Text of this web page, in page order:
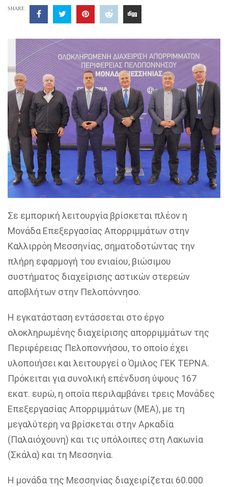
SHARE
Σε εμπορική λειτουργία βρίσκεται πλέον η
Μονάδα Επεξεργασίας Απορριμμάτων στην
Καλλιρρόη Μεσσηνίας, σηματοδοτώντας την
πλήρη εφαρμογή του ενιαίου, βιώσιμου
συστήματος διαχείρισης αστικών στερεών
αποβλήτων στην Πελοπόννησο.
Η εγκατάσταση εντάσσεται στο έργο
ολοκληρωμένης διαχείρισης απορριμμάτων της
Περιφέρειας Πελοποννήσου, το οποίο έχει
υλοποιήσει και λειτουργεί ο Όμιλος ΓΕΚ ΤΕΡΝΑ.
Πρόκειται για συνολική επένδυση ύψους 167
εκατ. ευρώ, η οποία περιλαμβάνει τρεις Μονάδες
Επεξεργασίας Απορριμμάτων (ΜΕΑ), με τη
μεγαλύτερη να βρίσκεται στην Αρκαδία
(Παλαιόχουνη) και τις υπόλοιπες στη Λακωνία
(Σκάλα) και τη Μεσσηνία.
Η μονάδα της Μεσσηνίας διαχειρίζεται 60.000